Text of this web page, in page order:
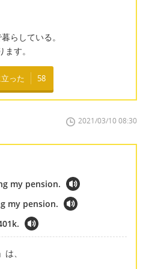
らしている。
す。
った 58
2021/03/10 08:30
my pension.
my pension.
、